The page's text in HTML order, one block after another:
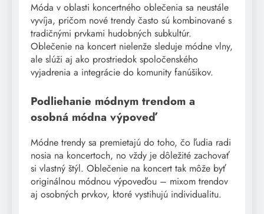
Móda v oblasti koncertného oblečenia sa neustále
vyvíja, pričom nové trendy často sú kombinované s
tradičnými prvkami hudobných subkultúr.
Oblečenie na koncert nielenže sleduje módne vlny,
ale slúži aj ako prostriedok spoločenského
vyjadrenia a integrácie do komunity fanúšikov.
Podliehanie módnym trendom a
osobná módna výpoveď
Módne trendy sa premietajú do toho, čo ľudia radi
nosia na koncertoch, no vždy je dôležité zachovať
si vlastný štýl. Oblečenie na koncert tak môže byť
originálnou módnou výpoveďou – mixom trendov
aj osobných prvkov, ktoré vystihujú individualitu.